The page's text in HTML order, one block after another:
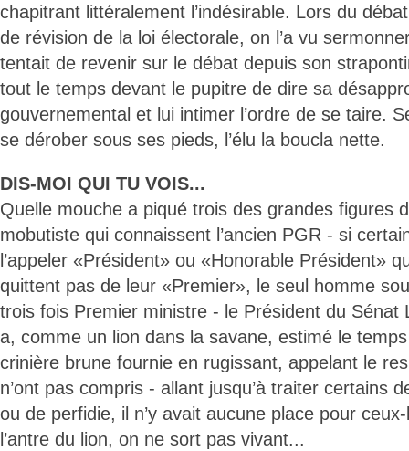
chapitrant littéralement l’indésirable. Lors du
de révision de la loi électorale, on l’a vu
tentait de revenir sur le débat depuis son
tout le temps devant le pupitre de dire sa
gouvernemental et lui intimer l’ordre de se taire.
se dérober sous ses pieds, l’élu la boucla nette.
DIS-MOI QUI TU VOIS...
Quelle mouche a piqué trois des grandes figures
mobutiste qui connaissent l’ancien PGR - si
l’appeler «Président» ou «Honorable Président»
quittent pas de leur «Premier», le seul homme
trois fois Premier ministre - le Président du Sénat
a, comme un lion dans la savane, estimé le
crinière brune fournie en rugissant, appelant le
n’ont pas compris - allant jusqu’à traiter certains
ou de perfidie, il n’y avait aucune place pour
l’antre du lion, on ne sort pas vivant...